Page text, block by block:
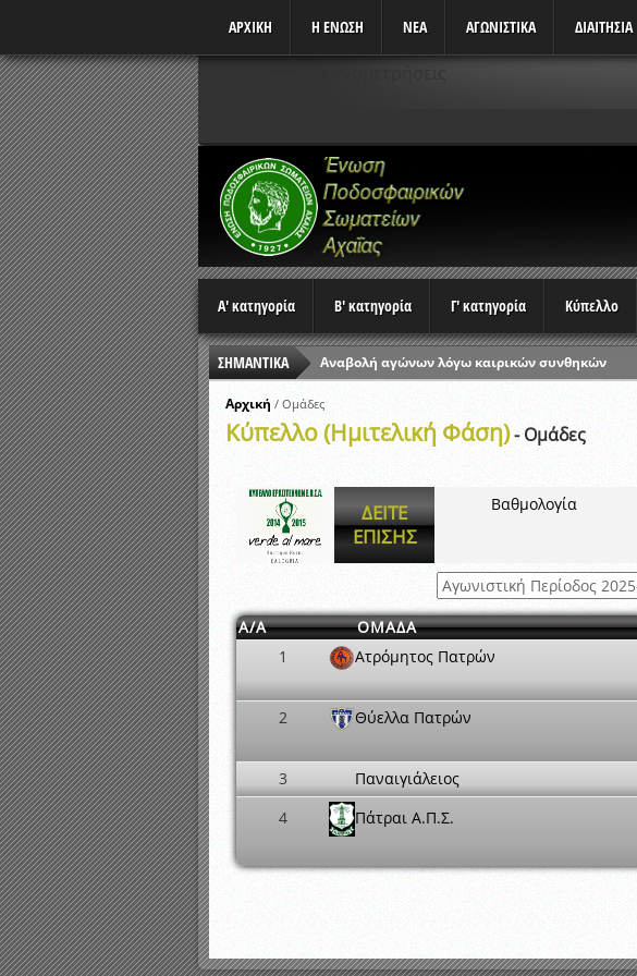
ΑΡΧΙΚΗ Η ΕΝΩΣΗ ΝΕΑ ΑΓΩΝΙΣΤΙΚΆ ΔΙΑΙΤΗΣΙΑ
Α' κατηγορία Β' κατηγορία Γ' κατηγορία Κύπελλο
ΣΗΜΑΝΤΙΚΑ
Αναβολή αγώνων λόγω καιρικών συνθηκών
Αποτελέσματα επαναληπτικών γραπτών
Αποτελέσματα γραπτών εξετάσεων Σεμιναρίου
Καταρτισμός ομάδων ανα όμιλο
Αρχική / Ομάδες
Κύπελλο (Ημιτελική Φάση)- Ομάδες
ΔΕΙΤΕ
ΕΠΙΣΗΣ
Βαθμολογία
Α/Α ΟΜΑΔΑ
1
Ατρόμητος Πατρών
2 Θύελλα Πατρών
3
Παναιγιάλειος
4
Πάτραι Α.Π.Σ.